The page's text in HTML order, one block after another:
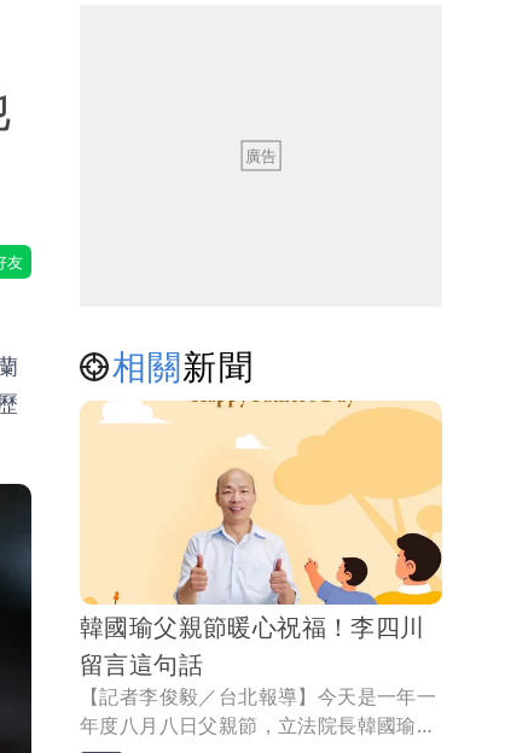
相關新聞
韓國瑜父親節暖心祝福！李四川
留言這句話
【記者李俊毅／台北報導】今天是一年一
年度八月八日父親節，立法院長韓國瑜在